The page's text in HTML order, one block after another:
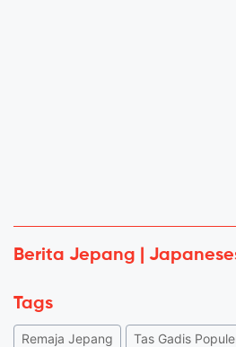
Berita Jepang |
Tags
Remaja Jepang Tas Gadis